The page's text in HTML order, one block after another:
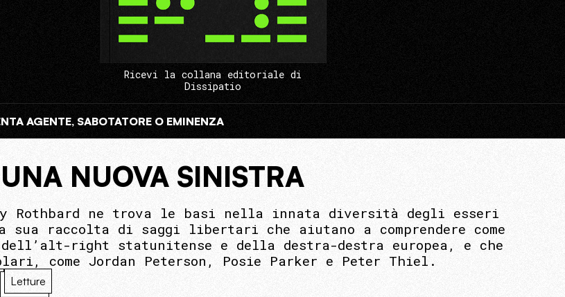
Ricevi la collana editoriale di
Dissipatio
AGENTE, SABOTATORE O EMINENZA
NUOVA SINISTRA
Rothbard ne trova le basi nella innata diversità degli esseri
raccolta di saggi libertari che aiutano a comprendere come
right statunitense e della destra-destra europea, e che
come Jordan Peterson, Posie Parker e Peter Thiel.
Letture